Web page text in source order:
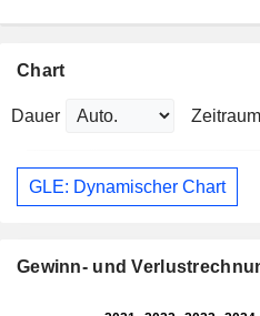
Chart
Dauer Zeitraum
GLE: Dynamischer Chart
Gewinn- und